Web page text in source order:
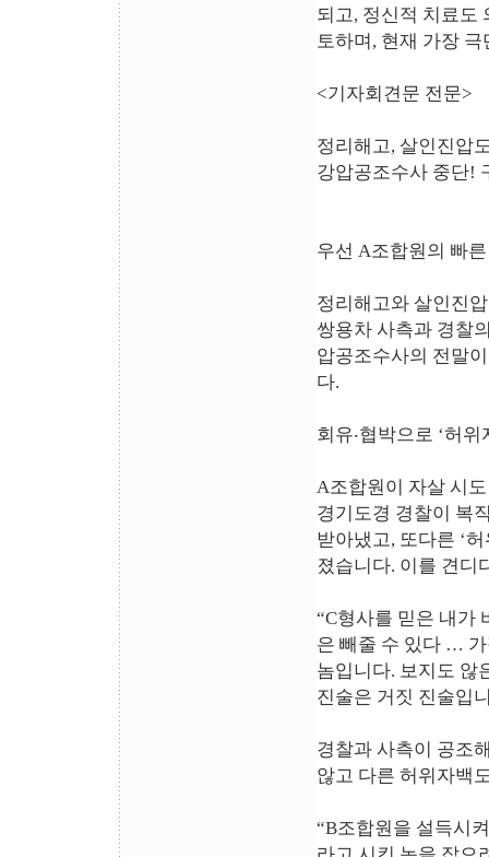
되고, 정신적 치료도
토하며, 현재 가장
<기자회견문 전문>
정리해고, 살인진압
강압공조수사 중단!
우선 A조합원의 빠
정리해고와 살인진
쌍용차 사측과 경찰
압공조수사의 전말
다.
회유‧협박으로 ‘허
A조합원이 자살 시
경기도경 경찰이 복
받아냈고, 또다른 ‘
졌습니다. 이를 견디
“C형사를 믿은 내가
은 빼줄 수 있다 …
놈입니다. 보지도 않
진술은 거짓 진술입
경찰과 사측이 공조
않고 다른 허위자백
“B조합원을 설득시